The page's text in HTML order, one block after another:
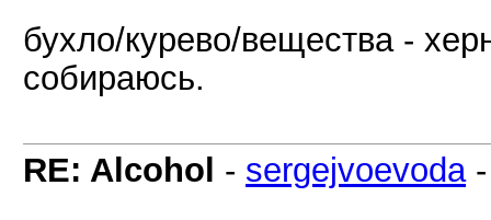
бухло/курево/вещества -
собираюсь.
RE: Alcohol - sergejvoevoda